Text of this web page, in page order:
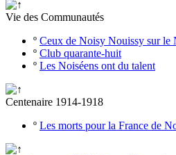
Vie des Communautés
º Ceux de Noisy Nouissy sur le
º Club quarante-huit
º Les Noiséens ont du talent
Centenaire 1914-1918
º Les morts pour la France de